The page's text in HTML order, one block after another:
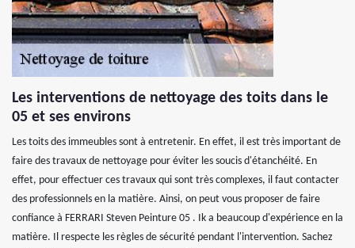
Les interventions de nettoyage des toits dans le
05 et ses environs
Les toits des immeubles sont à entretenir. En effet, il est très important de
faire des travaux de nettoyage pour éviter les soucis d'étanchéité. En
effet, pour effectuer ces travaux qui sont très complexes, il faut contacter
des professionnels en la matière. Ainsi, on peut vous proposer de faire
confiance à FERRARI Steven Peinture 05 . Ik a beaucoup d'expérience en la
matière. Il respecte les règles de sécurité pendant l'intervention. Sachez